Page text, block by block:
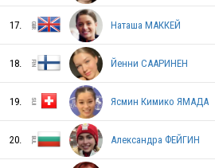
POL
AZE
GEO
17. Наташа МАККЕЙ
18. Йенни СААРИНЕН
19. Ясмин Кимико ЯМАДА
20. Александра ФЕЙГИН